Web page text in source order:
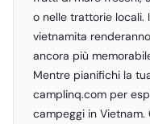
o nelle trattorie locali.
vietnamita
ancora più
Mentre pianifichi la
camplinq.com per
campeggi in Vietnam.